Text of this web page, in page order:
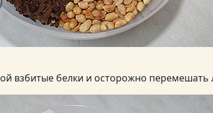
взбитые белки и осторожно перемешать